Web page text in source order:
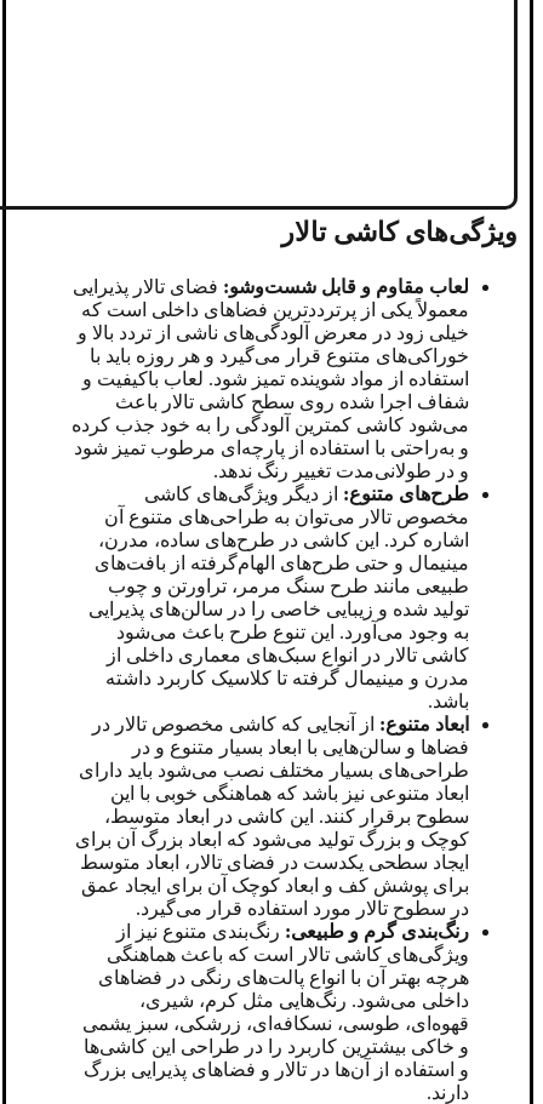
ویژگی‌های کاشی تالار
لعاب مقاوم و قابل شست‌وشو: فضای تالار پذیرایی
معمولاً یکی از پرترددترین فضاهای داخلی است که
خیلی زود در معرض آلودگی‌های ناشی از تردد بالا و
خوراکی‌های متنوع قرار می‌گیرد و هر روزه باید با
استفاده از مواد شوینده تمیز شود. لعاب باکیفیت و
شفاف اجرا شده روی سطح کاشی تالار باعث
می‌شود کاشی کمترین آلودگی را به خود جذب کرده
و به‌راحتی با استفاده از پارچه‌ای مرطوب تمیز شود
و در طولانی‌مدت تغییر رنگ ندهد.
طرح‌های متنوع: از دیگر ویژگی‌های کاشی
مخصوص تالار می‌توان به طراحی‌های متنوع آن
اشاره کرد. این کاشی در طرح‌های ساده، مدرن،
مینیمال و حتی طرح‌های الهام‌گرفته از بافت‌های
طبیعی مانند طرح سنگ مرمر، تراورتن و چوب
تولید شده و زیبایی خاصی را در سالن‌های پذیرایی
به وجود می‌آورد. این تنوع طرح باعث می‌شود
کاشی تالار در انواع سبک‌های معماری داخلی از
مدرن و مینیمال گرفته تا کلاسیک کاربرد داشته
باشد.
ابعاد متنوع: از آنجایی که کاشی مخصوص تالار در
فضاها و سالن‌هایی با ابعاد بسیار متنوع و در
طراحی‌های بسیار مختلف نصب می‌شود باید دارای
ابعاد متنوعی نیز باشد که هماهنگی خوبی با این
سطوح برقرار کنند. این کاشی در ابعاد متوسط،
کوچک و بزرگ تولید می‌شود که ابعاد بزرگ آن برای
ایجاد سطحی یکدست در فضای تالار، ابعاد متوسط
برای پوشش کف و ابعاد کوچک آن برای ایجاد عمق
در سطوح تالار مورد استفاده قرار می‌گیرد.
رنگ‌بندی گرم و طبیعی: رنگ‌بندی متنوع نیز از
ویژگی‌های کاشی تالار است که باعث هماهنگی
هرچه بهتر آن با انواع پالت‌های رنگی در فضاهای
داخلی می‌شود. رنگ‌هایی مثل کرم، شیری،
قهوه‌ای، طوسی، نسکافه‌ای، زرشکی، سبز یشمی
و خاکی بیشترین کاربرد را در طراحی این کاشی‌ها
و استفاده از آن‌ها در تالار و فضاهای پذیرایی بزرگ
دارند.